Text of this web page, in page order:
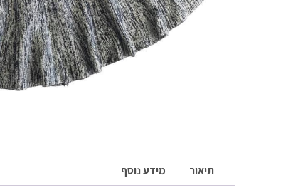
תיאור מידע נוסף